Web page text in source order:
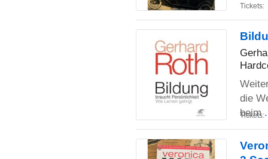
Tickets:
die
beim
Tickets: